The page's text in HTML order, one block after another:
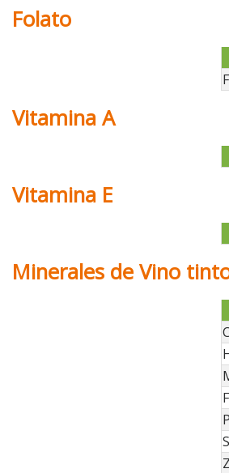
Folato
Vitamina A
Vitamina E
Minerales de Vino